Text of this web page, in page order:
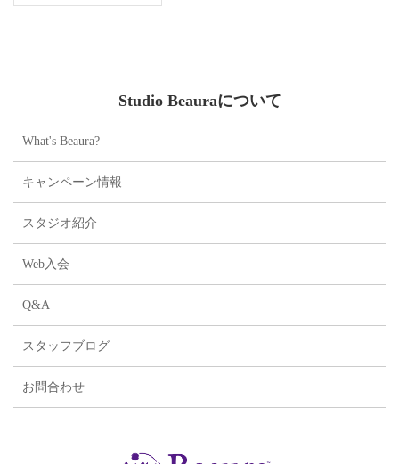
Studio Beauraについて
What's Beaura?
キャンペーン情報
スタジオ紹介
Web入会
Q&A
スタッフブログ
お問合わせ